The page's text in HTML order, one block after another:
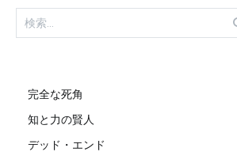
検
索:
完全な死角
知と力の賢人
デッド・エンド